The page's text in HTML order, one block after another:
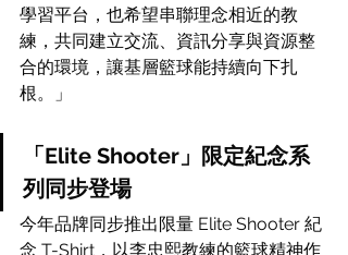
學習平台，也希望串聯理念相近的教
練，共同建立交流、資訊分享與資源整
合的環境，讓基層籃球能持續向下扎
根。」
「Elite Shooter」限定紀念系
列同步登場
今年品牌同步推出限量 Elite Shooter 紀
念 T-Shirt，以李忠熙教練的籃球精神作